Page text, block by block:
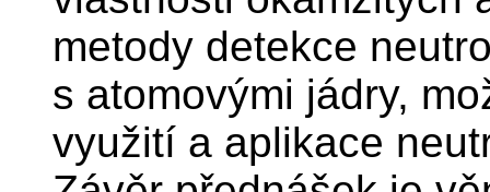
metody detekce
s atomovými jádry,
využití a aplikace